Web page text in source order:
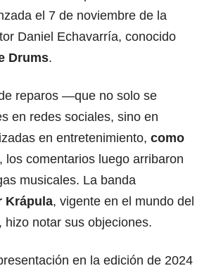
el 7 de noviembre de la
Daniel Echavarría, conocido
Drums.
reparos —que no solo se
en redes sociales, sino en
en entretenimiento, como
comentarios luego arribaron
musicales. La banda
Krápula, vigente en el mundo del
hizo notar sus objeciones.
en la edición de 2024